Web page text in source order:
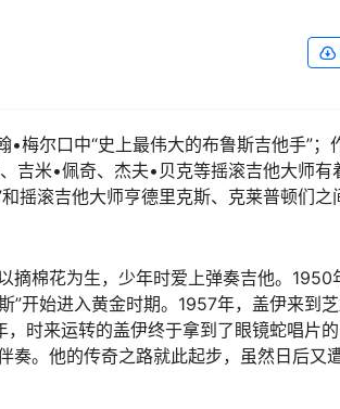
梅尔口中“史上最伟大的布鲁斯吉他手”；
吉米•佩奇、杰夫•贝克等摇滚吉他大师有
摇滚吉他大师亨德里克斯、克莱普顿们之
摘棉花为生，少年时爱上弹奏吉他。1950
”开始进入黄金时期。1957年，盖伊来到
时来运转的盖伊终于拿到了眼镜蛇唱片
奏。他的传奇之路就此起步，虽然日后又